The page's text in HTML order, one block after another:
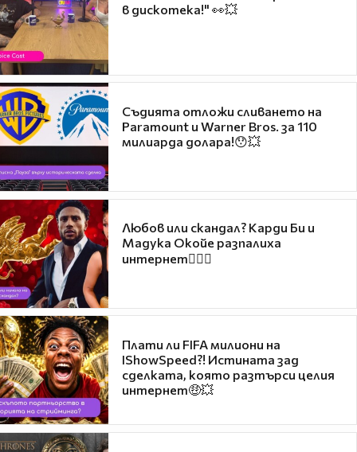
в дискотека!" 👀💥
Съдията отложи сливането на
Paramount и Warner Bros. за 110
милиарда долара!😯💥
Любов или скандал? Карди Би и
Мадука Окойе разпалиха
интернет❤️‍🔥🔥
Плати ли FIFA милиони на
IShowSpeed?! Истината зад
сделката, която разтърси целия
интернет🤑💥